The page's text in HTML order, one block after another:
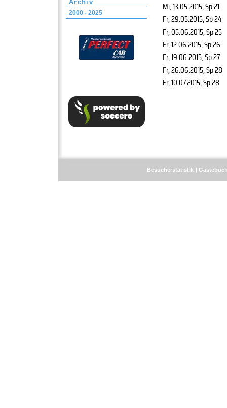
Archiv
2000 - 2025
Mi, 13.05.2015, Sp 21
Fr, 29.05.2015, Sp 24
Fr, 05.06.2015, Sp 25
Fr, 12.06.2015, Sp 26
Fr, 19.06.2015, Sp 27
Fr, 26.06.2015, Sp 28
Fr, 10.07.2015, Sp 28
Besucherstatistik